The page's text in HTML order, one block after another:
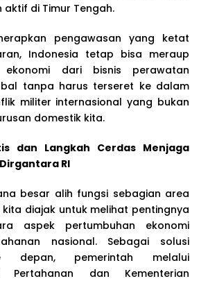
di Timur Tengah.
pengawasan yang ketat
Indonesia tetap bisa meraup
ekonomi dari bisnis perawatan
tanpa harus terseret ke dalam
militer internasional yang bukan
domestik kita.
dan Langkah Cerdas Menjaga
RI
besar alih fungsi sebagian area
kita diajak untuk melihat pentingnya
aspek pertumbuhan ekonomi
nasional. Sebagai solusi
depan, pemerintah melalui
Pertahanan dan Kementerian